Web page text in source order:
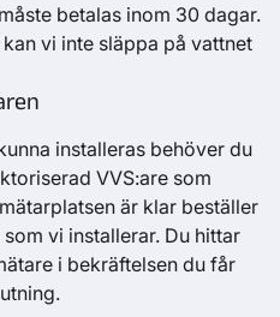
betalas inom 30 dagar.
vi inte släppa på vattnet
installeras behöver du
VVS:are som
är klar beställer
vi installerar. Du hittar
i bekräftelsen du får